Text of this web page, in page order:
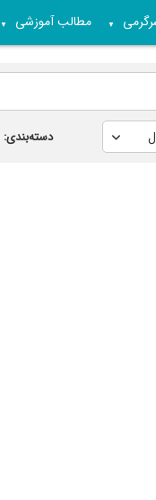
▼ مطالب آموزشی ▼
دسته‌بندی: